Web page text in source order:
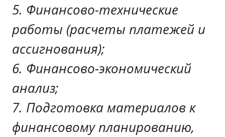
5. Финансово-технические
работы (расчеты платежей и
ассигнования);
6. Финансово-экономический
анализ;
7. Подготовка материалов к
финансовому планированию,